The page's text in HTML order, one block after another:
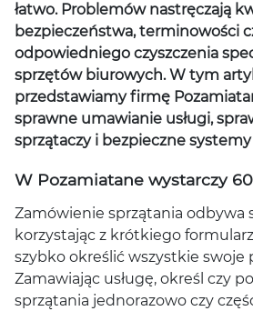
łatwo. Problemów nastręczają
bezpieczeństwa, terminowości
odpowiedniego czyszczenia
sprzętów biurowych. W tym
przedstawiamy firmę
sprawne umawianie usługi,
sprzątaczy i bezpieczne systemy
W Pozamiatane wystarczy
Zamówienie sprzątania odbywa
korzystając z krótkiego
szybko określić wszystkie swoje
Zamawiając usługę, określ czy
sprzątania jednorazowo czy